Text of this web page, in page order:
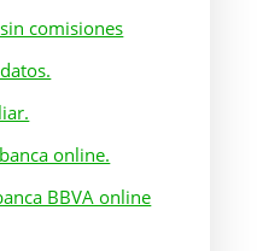
comisiones
online.
BBVA online